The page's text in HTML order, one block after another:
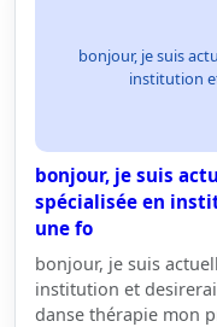
bonjour, je suis
institution
bonjour, je suis
spécialisée en
une fo
bonjour, je suis
institution et
danse thérapie mon